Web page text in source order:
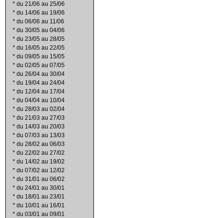
* du 21/06 au 25/06
* du 14/06 au 19/06
* du 06/06 au 11/06
* du 30/05 au 04/06
* du 23/05 au 28/05
* du 16/05 au 22/05
* du 09/05 au 15/05
* du 02/05 au 07/05
* du 26/04 au 30/04
* du 19/04 au 24/04
* du 12/04 au 17/04
* du 04/04 au 10/04
* du 28/03 au 02/04
* du 21/03 au 27/03
* du 14/03 au 20/03
* du 07/03 au 13/03
* du 28/02 au 06/03
* du 22/02 au 27/02
* du 14/02 au 19/02
* du 07/02 au 12/02
* du 31/01 au 06/02
* du 24/01 au 30/01
* du 18/01 au 23/01
* du 10/01 au 16/01
* du 03/01 au 09/01